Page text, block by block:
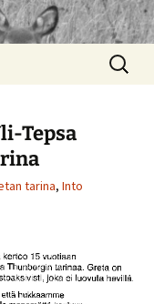
Haku:
Tepsa
tarina, Into